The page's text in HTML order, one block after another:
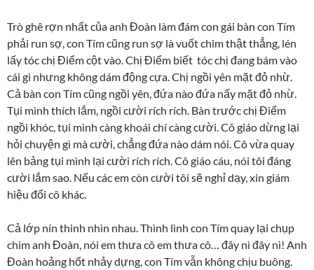
Trò ghê rợn nhất của anh Đoàn làm đám con gái bàn con Tím
phải run sợ, con Tím cũng run sợ là vuốt chim thật thẳng, lén
lấy tóc chị Điểm cột vào. Chị Điểm biết tóc chị đang bám vào
cái gì nhưng không dám động cựa. Chị ngồi yên mặt đỏ nhừ.
Cả bàn con Tím cũng ngồi yên, đứa nào đứa nấy mặt đỏ nhừ.
Tụi mình thích lắm, ngồi cười rích rích. Bàn trước chị Điểm
ngồi khóc, tụi mình càng khoái chí càng cười. Cô giáo dừng lại
hỏi chuyện gì mà cười, chẳng đứa nào dám nói. Cô vừa quay
lên bảng tụi mình lại cười rích rích. Cô giáo cáu, nói tôi đáng
cười lắm sao. Nếu các em còn cười tôi sẽ nghỉ dạy, xin giám
hiệu đổi cô khác.
Cả lớp nín thinh nhìn nhau. Thình lình con Tím quay lại chụp
chim anh Đoàn, nói em thưa cô em thưa cô… đây nì đây nì! Anh
Đoàn hoảng hốt nhảy dựng, con Tím vẫn không chịu buông.